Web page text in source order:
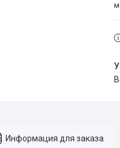
Информация для заказа